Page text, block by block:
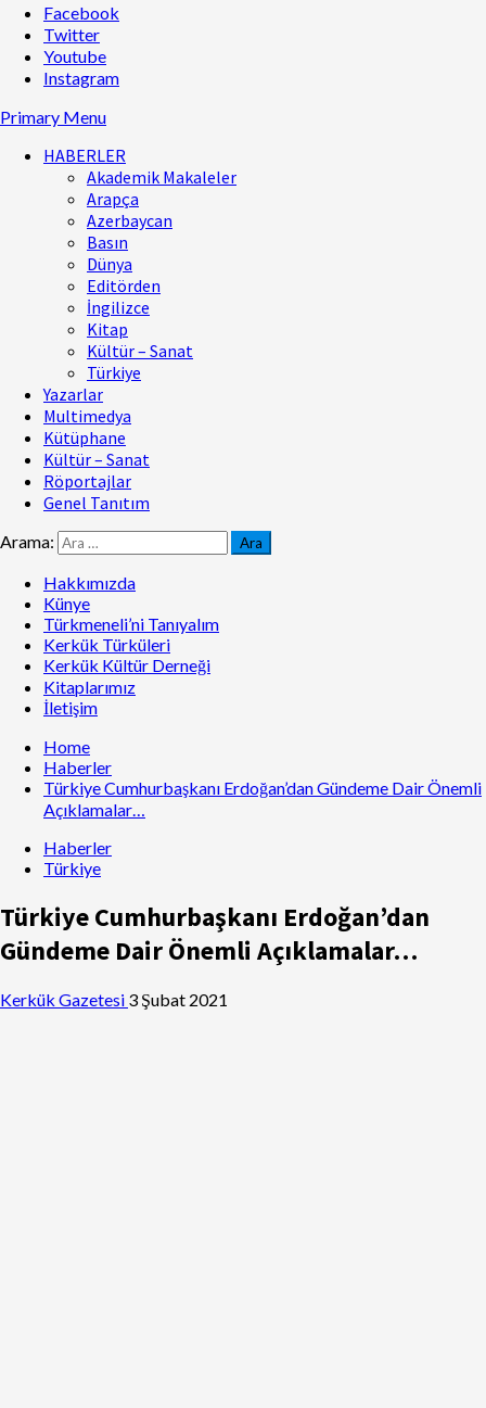
Facebook
Twitter
Youtube
Instagram
Primary Menu
HABERLER
Akademik Makaleler
Arapça
Azerbaycan
Basın
Dünya
Editörden
İngilizce
Kitap
Kültür – Sanat
Türkiye
Yazarlar
Multimedya
Kütüphane
Kültür – Sanat
Röportajlar
Genel Tanıtım
Arama:
Hakkımızda
Künye
Türkmeneli’ni Tanıyalım
Kerkük Türküleri
Kerkük Kültür Derneği
Kitaplarımız
İletişim
Home
Haberler
Türkiye Cumhurbaşkanı Erdoğan’dan Gündeme Dair Önemli
Açıklamalar…
Haberler
Türkiye
Türkiye Cumhurbaşkanı Erdoğan’dan
Gündeme Dair Önemli Açıklamalar…
Kerkük Gazetesi 3 Şubat 2021